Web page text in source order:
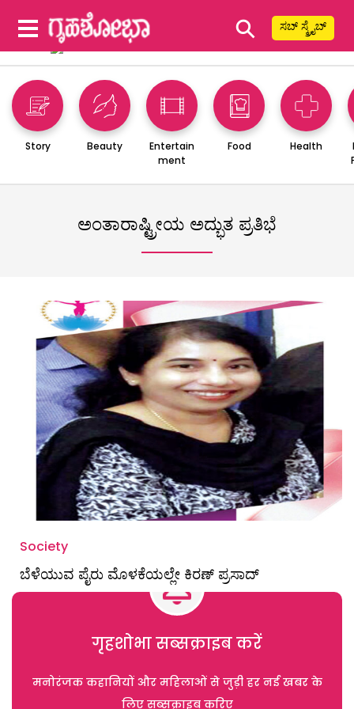
⚲ ಸಬ್ ಸ್ಕ್ರೈಬ್
Story Beauty
Entertain
ment
Food Health
ಅಂತಾರಾಷ್ಟ್ರೀಯ ಅದ್ಭುತ ಪ್ರತಿಭೆ
Society
ಬೆಳೆಯುವ ಪೈರು ಮೊಳಕೆಯಲ್ಲೇ ಕಿರಣ್‌ ಪ್ರಸಾದ್‌
गृहशोभा सब्सक्राइब करें
मनोरंजक कहानियों और महिलाओं से जुड़ी हर नई खबर के
लिए सब्सक्राइब करिए